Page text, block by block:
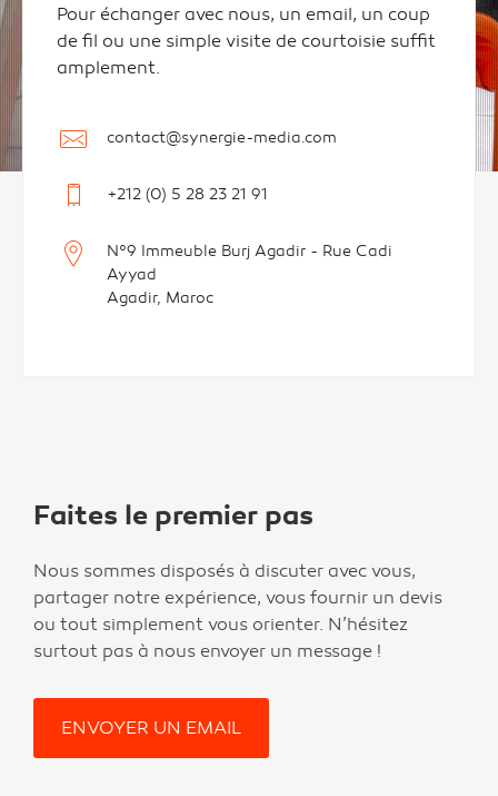
Pour échanger avec nous, un email, un coup
de fil ou une simple visite de courtoisie suffit
amplement.
contact@synergie-media.com
+212 (0) 5 28 23 21 91
N°9 Immeuble Burj Agadir - Rue Cadi
Ayyad
Agadir, Maroc
Faites le premier pas
Nous sommes disposés à discuter avec vous,
partager notre expérience, vous fournir un devis
ou tout simplement vous orienter. N’hésitez
surtout pas à nous envoyer un message !
ENVOYER UN EMAIL